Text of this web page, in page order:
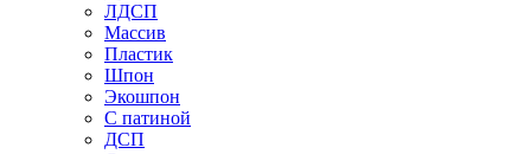
ЛДСП
Массив
Пластик
Шпон
Экошпон
С патиной
ДСП